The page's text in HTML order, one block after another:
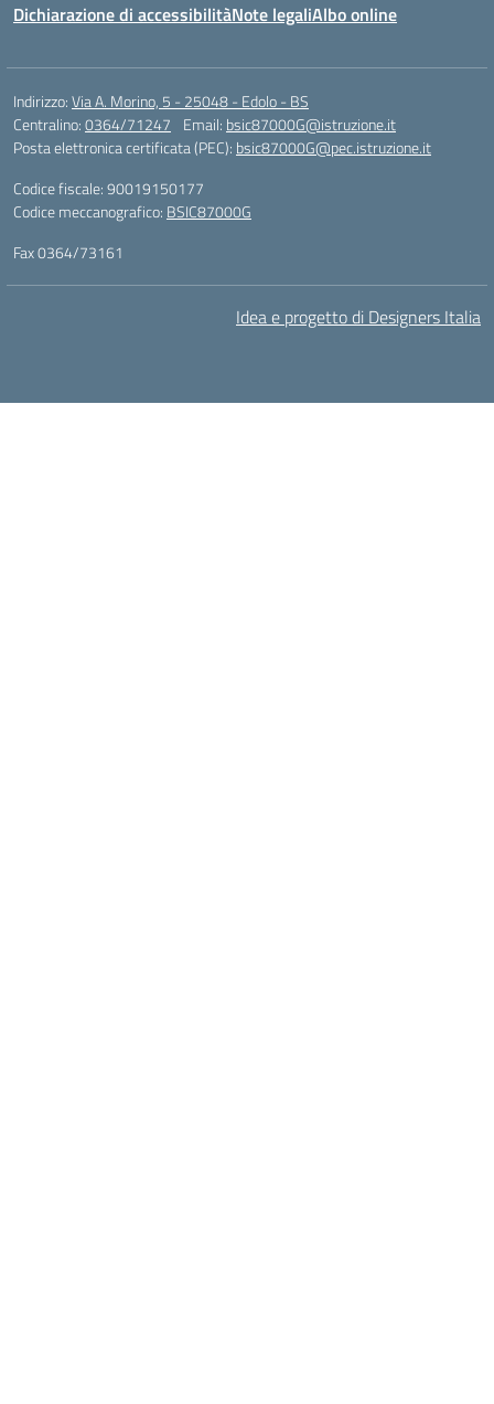
Dichiarazione di accessibilitàNote legaliAlbo online
Indirizzo:Via A. Morino, 5 - 25048 - Edolo - BS
Centralino:0364/71247 Email: bsic87000G@istruzione.it
Posta elettronica certificata (PEC): bsic87000G@pec.istruzione.it
Codice fiscale: 90019150177
Codice meccanografico: BSIC87000G
Fax 0364/73161
Idea e progetto di Designers Italia